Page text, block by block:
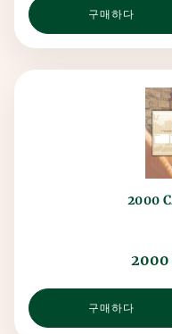
구매하다
2000
2000
구매하다